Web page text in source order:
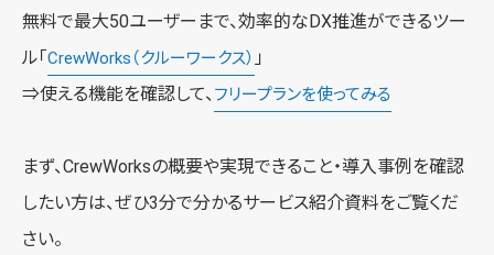
無料で最大50ユーザーまで、効率的なDX推進ができるツー
ル「CrewWorks（クルーワークス） 」
⇒使える機能を確認して、フリープランを使ってみる
まず、CrewWorksの概要や実現できること・導入事例を確認
したい方は、ぜひ3分で分かるサービス紹介資料をご覧くだ
さい。